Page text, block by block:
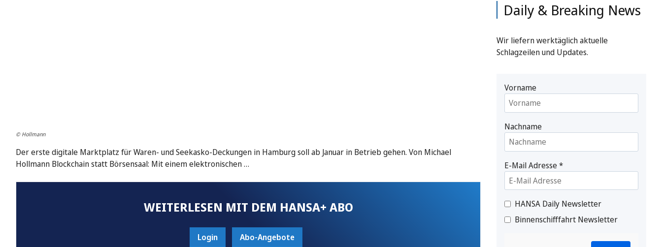
© Hollmann
Der erste digitale Marktplatz für Waren- und Seekasko-Deckungen in Hamburg soll ab Januar in Betrieb gehen. Von Michael
Hollmann Blockchain statt Börsensaal: Mit einem elektronischen …
WEITERLESEN MIT DEM HANSA+ ABO
Login Abo-Angebote
Daily & Breaking News
Wir liefern werktäglich aktuelle
Schlagzeilen und Updates.
Vorname
Nachname
E-Mail Adresse*
HANSA Daily Newsletter
Binnenschifffahrt Newsletter